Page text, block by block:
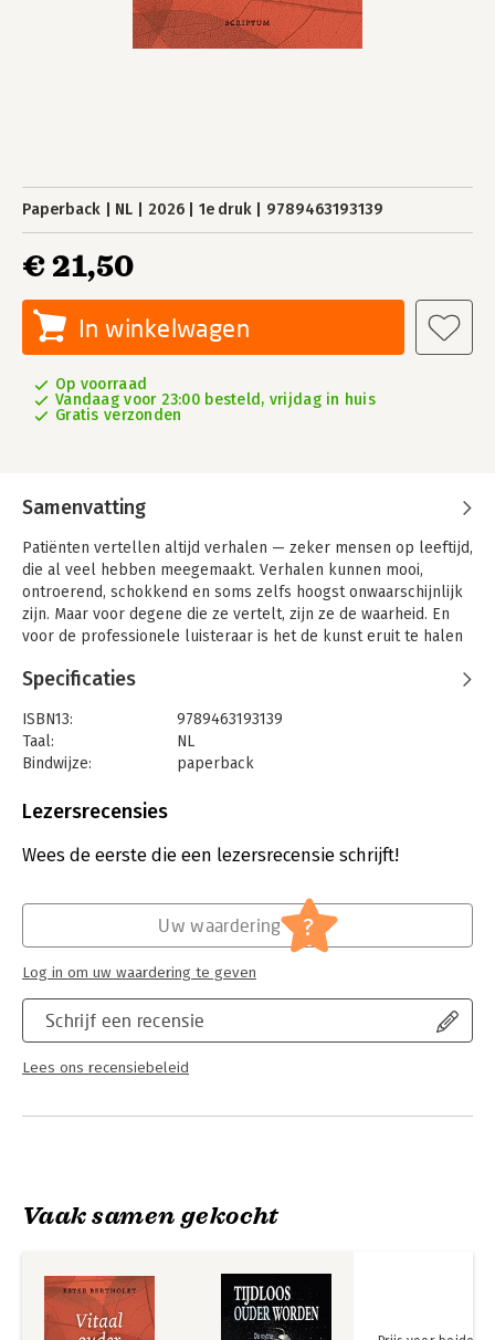
Paperback NL 2026 1e druk 9789463193139
€ 21,50
In winkelwagen
Op voorraad
Vandaag voor 23:00 besteld, vrijdag in huis
Gratis verzonden
Samenvatting
Patiënten vertellen altijd verhalen — zeker mensen op leeftijd,
die al veel hebben meegemaakt. Verhalen kunnen mooi,
ontroerend, schokkend en soms zelfs hoogst onwaarschijnlijk
zijn. Maar voor degene die ze vertelt, zijn ze de waarheid. En
voor de professionele luisteraar is het de kunst eruit te halen
Sommige verhalen vergeet je nooit meer; ze kleuren ook het
leven van degene die luistert. Dit boek biedt een inkijkje in de
verhalen die ontstaan in het contact tussen een ouderenarts en
haar patiënten. Verhalen om van te leren, je over te
Specificaties
ISBN13:
9789463193139
Taal:
NL
Bindwijze:
paperback
Uitgever:
Verschijningsdatum:
8-6-2026
Lezersrecensies
Wees de eerste die een lezersrecensie schrijft!
Schrijf een recensie
Lees ons recensiebeleid
Uw waardering ?
Log in om uw waardering te geven
Vaak samen gekocht